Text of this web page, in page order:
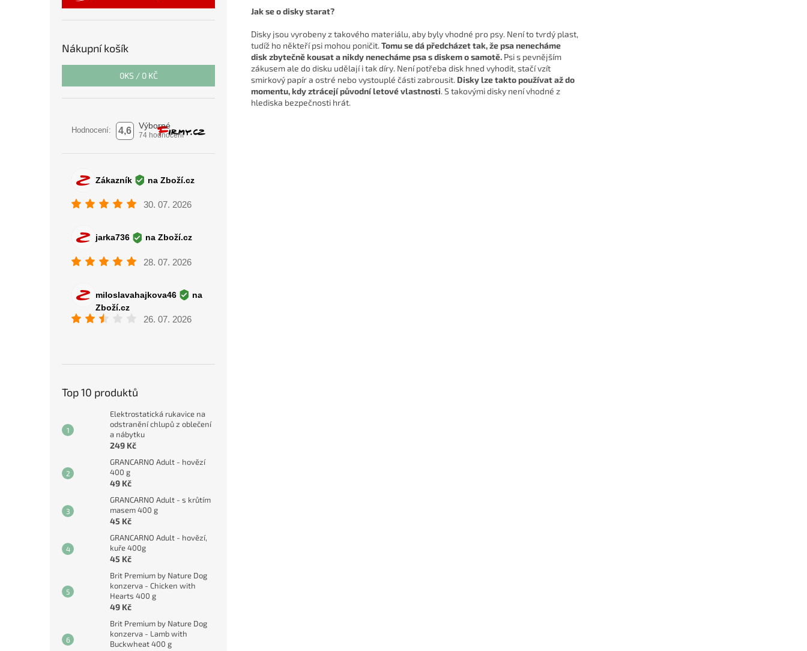
Nákupní košík
0KS / 0 KČ
Top 10 produktů
Elektrostatická rukavice na
odstranění chlupů z oblečení
a nábytku
249 Kč
GRANCARNO Adult - hovězí
400 g
49 Kč
GRANCARNO Adult - s krůtím
masem 400 g
45 Kč
GRANCARNO Adult - hovězí,
kuře 400g
45 Kč
Brit Premium by Nature Dog
konzerva - Chicken with
Hearts 400 g
49 Kč
Brit Premium by Nature Dog
konzerva - Lamb with
Buckwheat 400 g
Jak se o disky starat?
Disky jsou vyrobeny z takového materiálu, aby byly vhodné pro psy. Není to tvrdý plast,
tudíž ho někteří psi mohou poničit. Tomu se dá předcházet tak, že psa nenecháme
disk zbytečně kousat a nikdy nenecháme psa s diskem o samotě. Psi s pevnějším
zákusem ale do disku udělají i tak díry. Není potřeba disk hned vyhodit, stačí vzít
smirkový papír a ostré nebo vystouplé části zabrousit. Disky lze takto používat až do
momentu, kdy ztrácejí původní letové vlastnosti. S takovými disky není vhodné z
hlediska bezpečnosti hrát.